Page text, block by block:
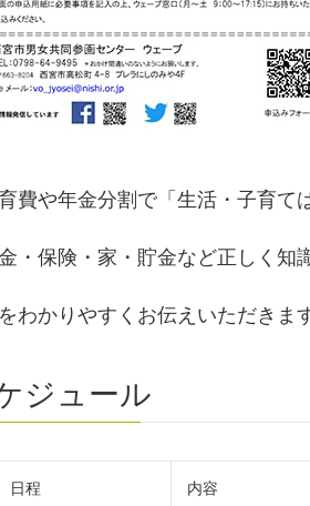
費や年金分割で「生活・子育て
・保険・家・貯金など正しく知
わかりやすくお伝えいただきます
ジュール
日程 内容